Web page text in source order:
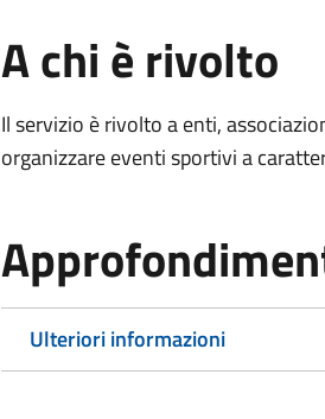
A chi è rivolto
Il servizio è rivolto a enti,
organizzare eventi sportivi a
Ulteriori informazioni